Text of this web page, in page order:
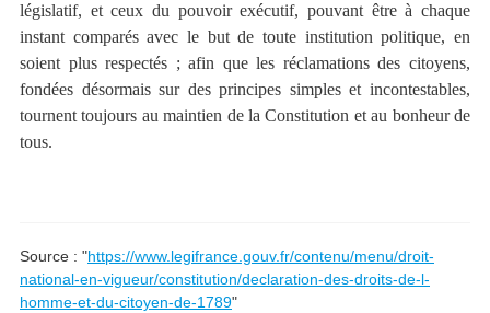
législatif, et ceux du pouvoir exécutif, pouvant être à chaque
instant comparés avec le but de toute institution politique, en
soient plus respectés ; afin que les réclamations des citoyens,
fondées désormais sur des principes simples et incontestables,
tournent toujours au maintien de la Constitution et au bonheur de
tous.
Source : "https://www.legifrance.gouv.fr/contenu/menu/droit-
national-en-vigueur/constitution/declaration-des-droits-de-l-
homme-et-du-citoyen-de-1789"